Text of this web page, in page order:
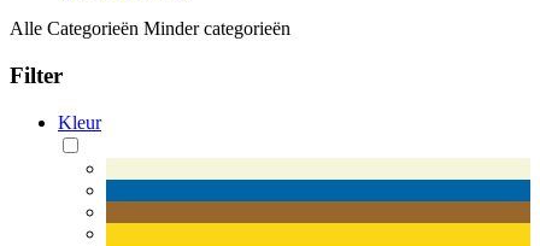
Alle Categorieën Minder categorieën
Filter
Kleur